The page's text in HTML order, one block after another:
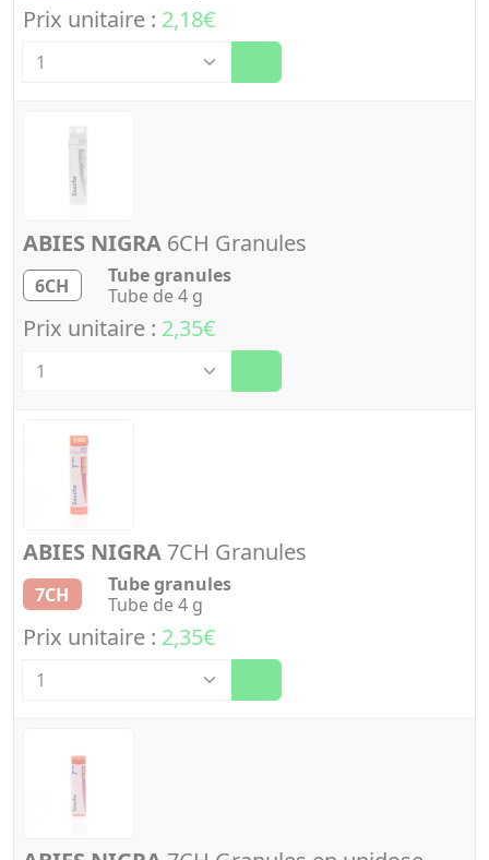
Prix unitaire : 2,18€
ABIES NIGRA 6CH Granules
6CH
Tube granules
Tube de 4 g
Prix unitaire : 2,35€
ABIES NIGRA 7CH Granules
7CH
Tube granules
Tube de 4 g
Prix unitaire : 2,35€